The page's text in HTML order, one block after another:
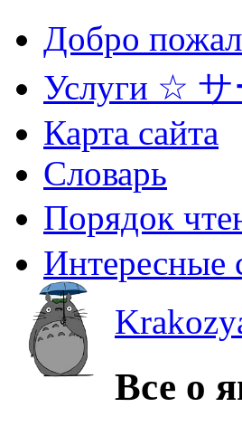
Добро
Услуги ☆ サ
Карта сайта
Словарь
Порядок
Интересные
Все о